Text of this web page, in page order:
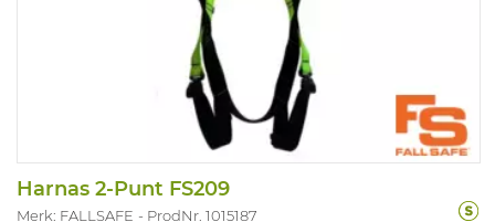
Harnas 2-Punt FS209
Merk: FALLSAFE ProdNr. 1015187